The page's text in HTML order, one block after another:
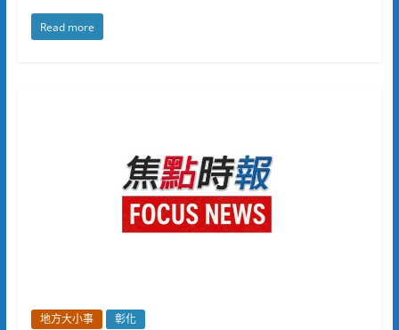
Read more
地方大小事 彰化